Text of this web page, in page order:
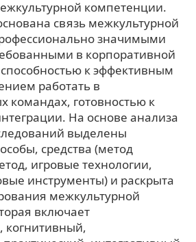
компетенции.
связь межкультурной
значимыми
в корпоративной
к эффективным
работать в
командах, готовностью к
На основе анализа
выделены
средства (метод
игровые технологии,
инструменты) и раскрыта
межкультурной
включает
когнитивный,